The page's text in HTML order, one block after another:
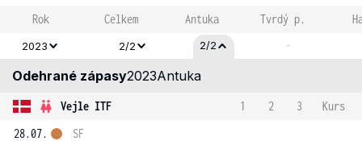
Rok Celkem Antuka Tvrdý p.
2023 2/2 2/2 -
Odehrané zápasy2023Antuka
Vejle ITF 1 2 3
Kurs
28.07.
SF